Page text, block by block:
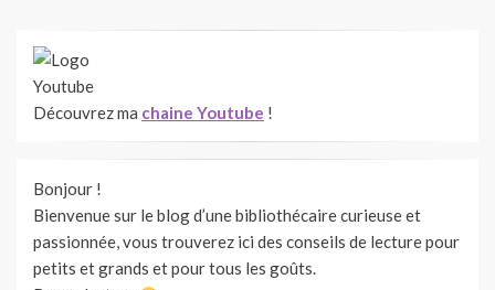
Découvrez ma chaine Youtube !
Bonjour !
Bienvenue sur le blog d’une bibliothécaire curieuse et
passionnée, vous trouverez ici des conseils de lecture pour
petits et grands et pour tous les goûts.